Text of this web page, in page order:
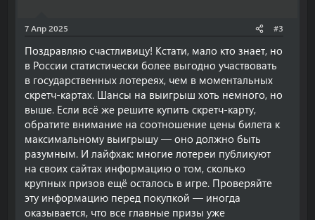
7 Апр 2025 #3
Поздравляю счастливицу! Кстати, мало кто знает, но
в России статистически более выгодно участвовать
в государственных лотереях, чем в моментальных
скретч-картах. Шансы на выигрыш хоть немного, но
выше. Если всё же решите купить скретч-карту,
обратите внимание на соотношение цены билета к
максимальному выигрышу — оно должно быть
разумным. И лайфхак: многие лотереи публикуют
на своих сайтах информацию о том, сколько
крупных призов ещё осталось в игре. Проверяйте
эту информацию перед покупкой — иногда
оказывается, что все главные призы уже